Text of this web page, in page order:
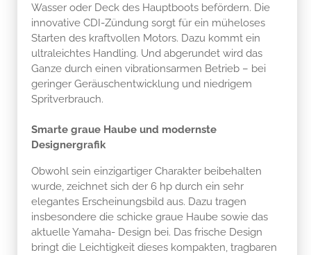
Wasser oder Deck des Hauptboots befördern. Die
innovative CDI-Zündung sorgt für ein müheloses
Starten des kraftvollen Motors. Dazu kommt ein
ultraleichtes Handling. Und abgerundet wird das
Ganze durch einen vibrationsarmen Betrieb – bei
geringer Geräuschentwicklung und niedrigem
Spritverbrauch.
Smarte graue Haube und modernste
Designergrafik
Obwohl sein einzigartiger Charakter beibehalten
wurde, zeichnet sich der 6 hp durch ein sehr
elegantes Erscheinungsbild aus. Dazu tragen
insbesondere die schicke graue Haube sowie das
aktuelle Yamaha- Design bei. Das frische Design
bringt die Leichtigkeit dieses kompakten, tragbaren